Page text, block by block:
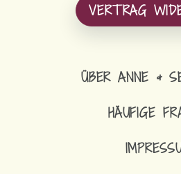
VERTRAG
ÜBER ANNE &
HÄUFIGE